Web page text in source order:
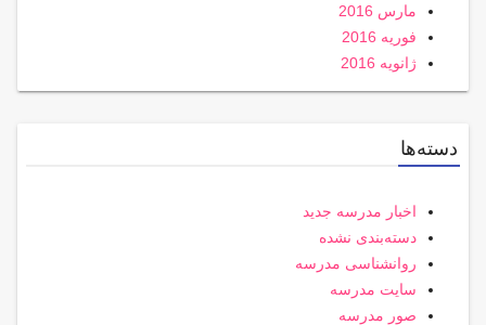
مارس 2016
فوریه 2016
ژانویه 2016
دسته‌ها
اخبار مدرسه جدید
دسته‌بندی نشده
روانشناسی مدرسه
سایت مدرسه
صور مدرسه